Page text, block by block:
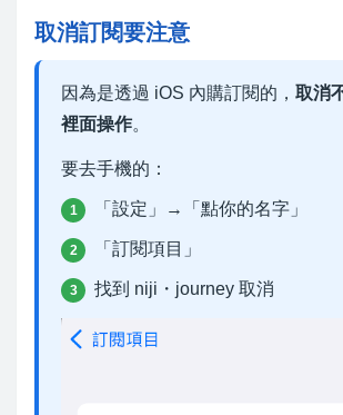
取消訂閱要注意
因為是透過 iOS 內購訂閱的， 取消
裡面操作。
要去手機的：
1 「設定」→「點你的名字」
2 「訂閱項目」
3 找到 niji・journey 取消